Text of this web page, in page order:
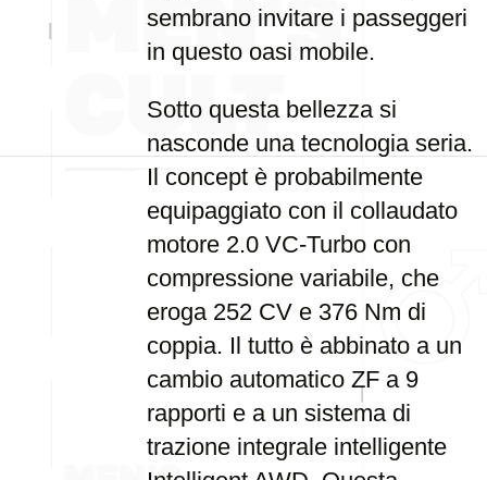
sembrano invitare i passeggeri
in questo oasi mobile.
Sotto questa bellezza si
nasconde una tecnologia seria.
Il concept è probabilmente
equipaggiato con il collaudato
motore 2.0 VC-Turbo con
compressione variabile, che
eroga 252 CV e 376 Nm di
coppia. Il tutto è abbinato a un
cambio automatico ZF a 9
rapporti e a un sistema di
trazione integrale intelligente